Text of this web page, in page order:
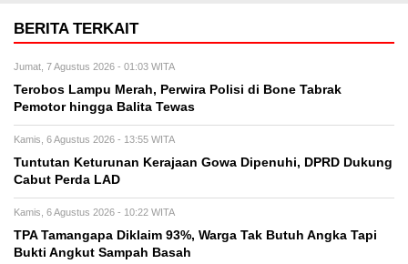
BERITA TERKAIT
Jumat, 7 Agustus 2026 - 01:03 WITA
Terobos Lampu Merah, Perwira Polisi di Bone Tabrak
Pemotor hingga Balita Tewas
Kamis, 6 Agustus 2026 - 13:55 WITA
Tuntutan Keturunan Kerajaan Gowa Dipenuhi, DPRD Dukung
Cabut Perda LAD
Kamis, 6 Agustus 2026 - 10:22 WITA
TPA Tamangapa Diklaim 93%, Warga Tak Butuh Angka Tapi
Bukti Angkut Sampah Basah